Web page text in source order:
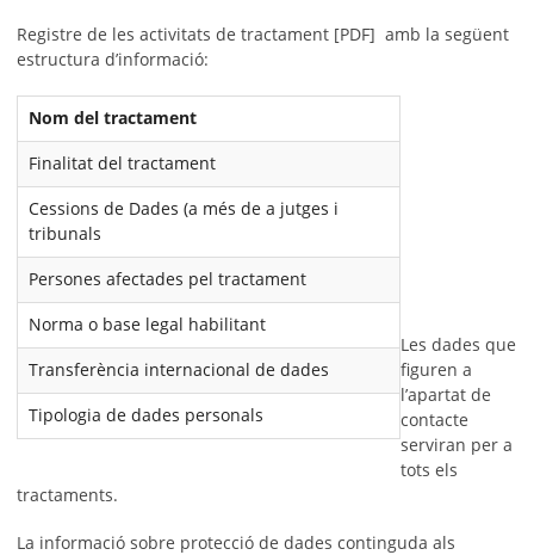
Registre de les activitats de tractament [PDF] amb la següent
estructura d’informació:
Nom del tractament
Finalitat del tractament
Cessions de Dades (a més de a jutges i
tribunals
Persones afectades pel tractament
Norma o base legal habilitant
Transferència internacional de dades
Tipologia de dades personals
Les dades que
figuren a
l’apartat de
contacte
serviran per a
tots els
tractaments.
La informació sobre protecció de dades continguda als